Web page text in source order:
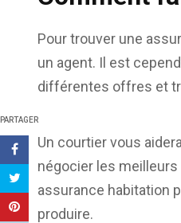
PARTAGER
Pour trouver une
un agent. Il est
différentes offres et
Un courtier vous
négocier les
assurance habitation
produire.